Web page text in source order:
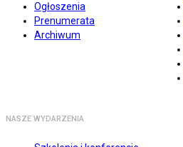
Ogłoszenia
Prenumerata
Archiwum
NASZE WYDARZENIA